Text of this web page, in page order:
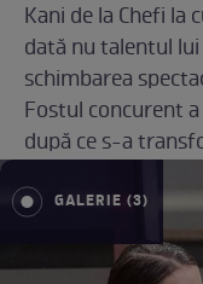
Kani de la Chefi la
dată nu talentul
schimbarea
Fostul concurent
după ce s-a
GALERIE (3)